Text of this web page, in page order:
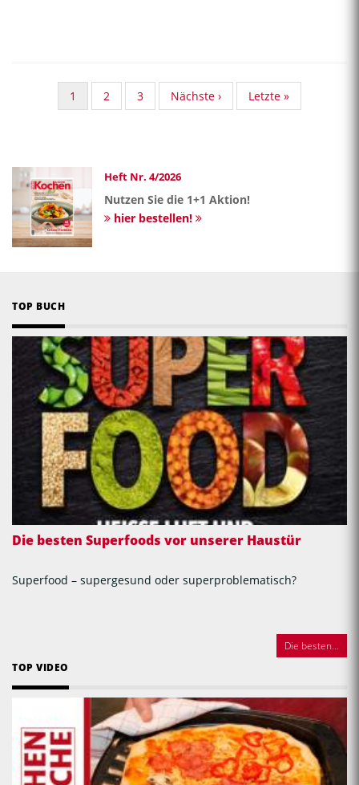
Aktuelle
Seite
1
Standard
Taxonomy
2
Standard
Taxonomy
3
Nächste
Seite
Nächste ›
Last
page
Letzte »
Heft Nr. 4/2026
Nutzen Sie die 1+1 Aktion!
hier bestellen!
TOP BUCH
Die besten Superfoods vor unserer Haustür
Superfood – supergesund oder superproblematisch?
Die besten...
TOP VIDEO